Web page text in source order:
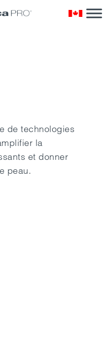
de technologies
la
et donner
peau.